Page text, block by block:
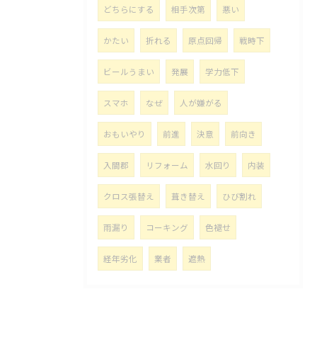
どちらにする 相手次第 悪い
かたい 折れる 原点回帰 戦時下
ビールうまい 発展 学力低下
スマホ なぜ 人が嫌がる
おもいやり 前進 決意 前向き
入間郡 リフォーム 水回り 内装
クロス張替え 葺き替え ひび割れ
雨漏り コーキング 色褪せ
経年劣化 業者 遮熱